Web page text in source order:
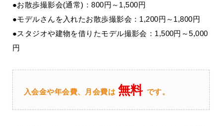
●お散歩撮影会(通常)：800円～1,500円
●モデルさんを入れたお散歩撮影会：1,200円～1,800円
●スタジオや建物を借りたモデル撮影会：1,500円～5,000
円
入会金や年会費、月会費は 無料 です。